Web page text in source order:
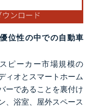
位性の中での自動車
ピーカー市場規模の
ィオとスマートホーム
ーであることを裏付け
、浴室、屋外スペース